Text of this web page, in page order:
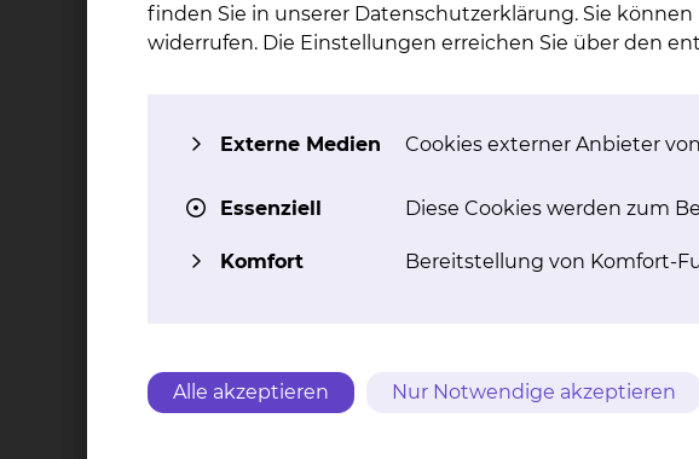
Eignungskriterien:
Die genauen Ein- und Ausschlusskriterien können Sie auf
Wie ist der Status der Studie?
Rekrutierung begonnen
Phase III Studie
finden Sie in unserer Datenschutzerklärung. Sie
widerrufen. Die Einstellungen erreichen Sie über den
Externe Medien Cookies externer Anbieter
Essenziell Diese Cookies werden zum
Komfort Bereitstellung von Komfort-
Alle akzeptieren Nur Notwendige akzeptieren